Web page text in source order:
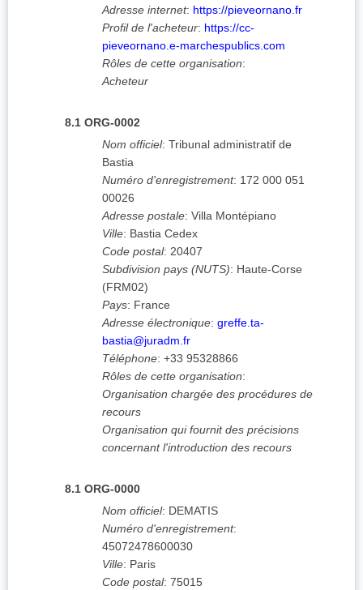
Adresse internet: https://pieveornano.fr
Profil de l'acheteur: https://cc-
pieveornano.e-marchespublics.com
Rôles de cette organisation:
Acheteur
8.1 ORG-0002
Nom officiel: Tribunal administratif de
Bastia
Numéro d'enregistrement: 172 000 051
00026
Adresse postale: Villa Montépiano
Ville: Bastia Cedex
Code postal: 20407
Subdivision pays (NUTS): Haute-Corse
(FRM02)
Pays: France
Adresse électronique: greffe.ta-
bastia@juradm.fr
Téléphone: +33 95328866
Rôles de cette organisation:
Organisation chargée des procédures de
recours
Organisation qui fournit des précisions
concernant l'introduction des recours
8.1 ORG-0000
Nom officiel: DEMATIS
Numéro d'enregistrement:
45072478600030
Ville: Paris
Code postal: 75015